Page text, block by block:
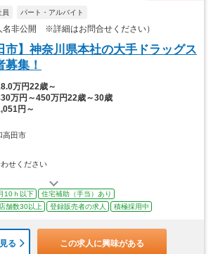
員 パート・アルバイト
名非公開 ※詳細はお問合せください）
市】神奈川県本社の大手ドラッグス
募集！
万円22歳～
万円～450万円22歳～30歳
円～
高田市
せください
10ｈ以下
住宅補助（手当）あり
店舗数30以上 登録販売者の求人 積極採用中
る この求人に興味がある